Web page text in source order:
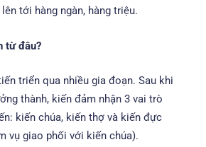
tới hàng ngàn, hàng triệu.
từ đâu?
triển qua nhiều gia đoạn. Sau khi
thành, kiến đảm nhận 3 vai trò
kiến chúa, kiến thợ và kiến đực
vụ giao phối với kiến chúa).